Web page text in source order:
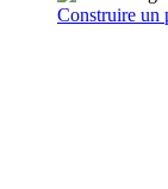
Construire un